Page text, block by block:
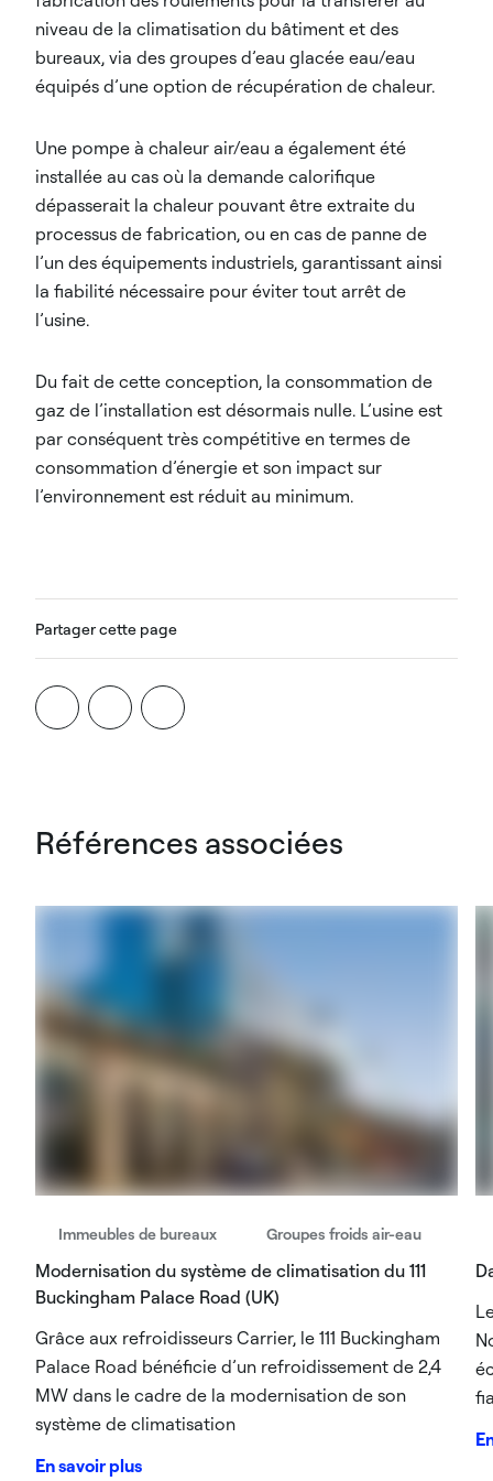
niveau de la climatisation du bâtiment et des
bureaux, via des groupes d’eau glacée eau/eau
équipés d’une option de récupération de chaleur.
Une pompe à chaleur air/eau a également été
installée au cas où la demande calorifique
dépasserait la chaleur pouvant être extraite du
processus de fabrication, ou en cas de panne de
l’un des équipements industriels, garantissant ainsi
la fiabilité nécessaire pour éviter tout arrêt de
l’usine.
Du fait de cette conception, la consommation de
gaz de l’installation est désormais nulle. L’usine est
par conséquent très compétitive en termes de
consommation d’énergie et son impact sur
l’environnement est réduit au minimum.
Partager cette page
Références associées
Immeubles de bureaux Groupes froids air-eau
Modernisation du système de climatisation du 111
Buckingham Palace Road (UK)
Grâce aux refroidisseurs Carrier, le 111 Buckingham
Palace Road bénéficie d’un refroidissement de 2,4
MW dans le cadre de la modernisation de son
système de climatisation
En savoir plus